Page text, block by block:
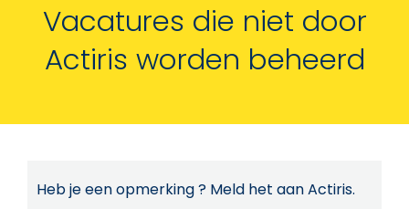
Vacatures die niet door
Actiris worden beheerd
Heb je een opmerking ? Meld het aan Actiris.